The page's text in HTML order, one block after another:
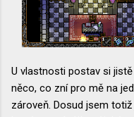
U vlastnosti postav si
něco, co zní pro mě na
zároveň. Dosud jsem